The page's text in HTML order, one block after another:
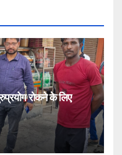
रोकने के लिए